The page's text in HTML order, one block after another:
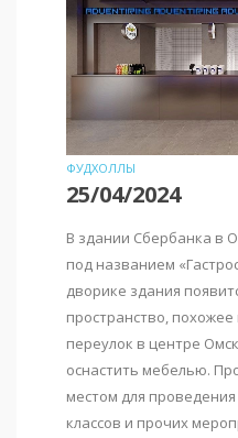
ФУДХОЛЛЫ
25/04/2024
В здании Сбербанка в
под названием
дворике здания
пространство,
переулок в центре
оснастить мебелью.
местом для
классов и прочих